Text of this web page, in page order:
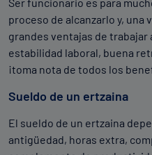
En ella se observará la
ocupar su cargo en las
proceso de alcanzarlo y, una
grandes ventajas de trabajar
estabilidad laboral, buena
¡toma nota de todos los
Sueldo de un ertzaina
El sueldo de un ertzaina
antigüedad, horas extra,